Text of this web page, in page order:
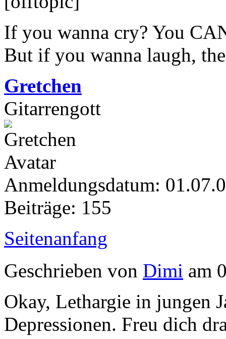
If you wanna cry? You
But if you wanna laugh,
Gretchen
Gitarrengott
Anmeldungsdatum:
Beiträge: 155
Seitenanfang
Geschrieben von Dimi am
Okay, Lethargie in jungen
Depressionen. Freu dich